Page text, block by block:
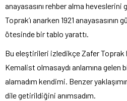
anayasasını rehber alma
Toprak’ı anarken 1921
ötesinde bir tablo yarattı.
Bu eleştirileri izledikçe Zafer
Kemalist olmasaydı anlamına gelen
alamadım kendimi. Benzer
dile getirildiğini anımsadım.